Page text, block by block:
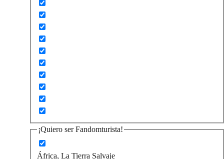
¡Quiero ser Fandomturista!
África, La Tierra Salvaje